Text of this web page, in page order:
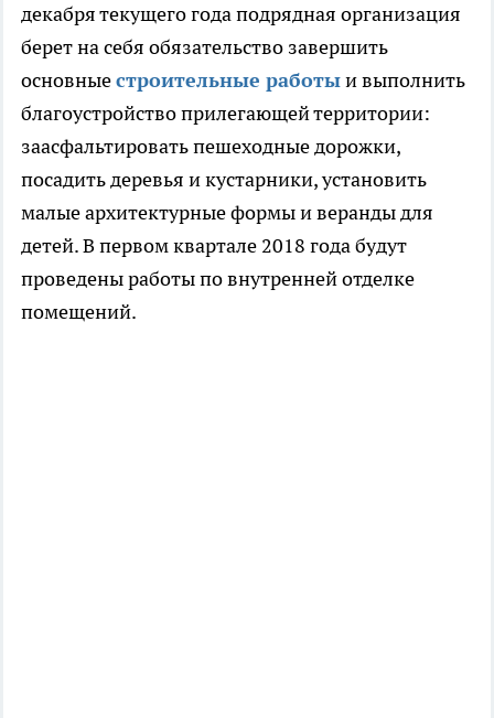
декабря текущего года подрядная организация
берет на себя обязательство завершить
основныестроительные работыи выполнить
благоустройство прилегающей территории:
заасфальтировать пешеходные дорожки,
посадить деревья и кустарники, установить
малые архитектурные формы и веранды для
детей. В первом квартале 2018 года будут
проведены работы по внутренней отделке
помещений.